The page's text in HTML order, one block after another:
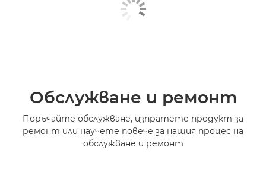
Обслужване и ремонт
Поръчайте обслужване, изпратете продукт за
ремонт или научете повече за нашия процес на
обслужване и ремонт